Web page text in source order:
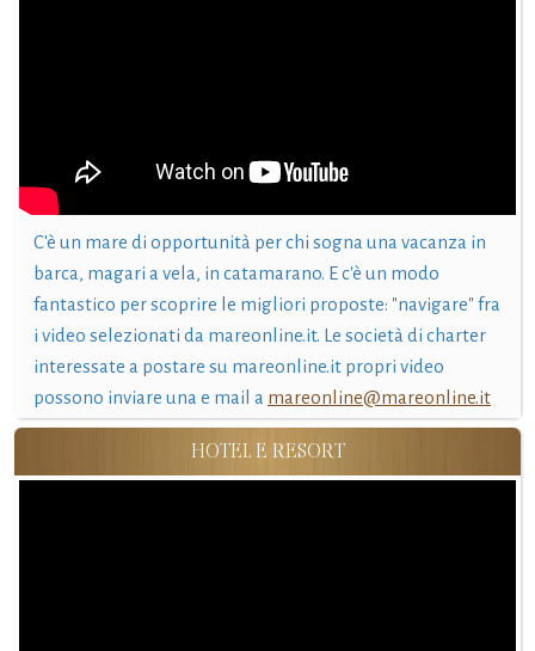
C'è un mare di opportunità per chi sogna una vacanza in
barca, magari a vela, in catamarano. E c'è un modo
fantastico per scoprire le migliori proposte: "navigare" fra
i video selezionati da mareonline.it. Le società di charter
interessate a postare su mareonline.it propri video
possono inviare una e mail a mareonline@mareonline.it
HOTEL E RESORT